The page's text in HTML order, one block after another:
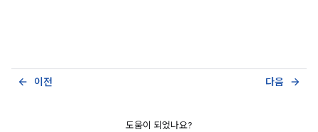
이전
arrow_back 다음 arrow_forward
도움이 되었나요?